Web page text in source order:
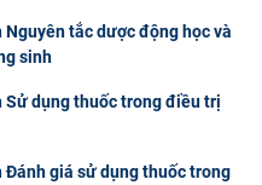
tắc dược động học và
sinh
Sử dụng thuốc trong điều trị
Đánh giá sử dụng thuốc trong